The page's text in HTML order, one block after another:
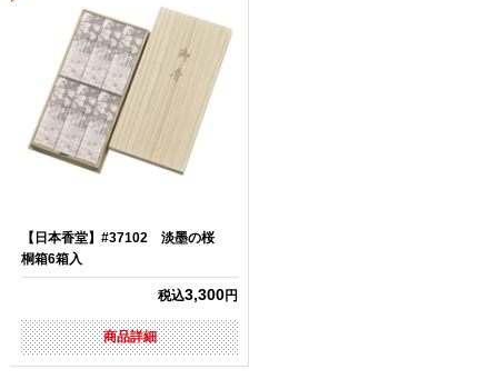
【日本香堂】#37102 淡墨の桜
桐箱6箱入
税込3,300円
商品詳細